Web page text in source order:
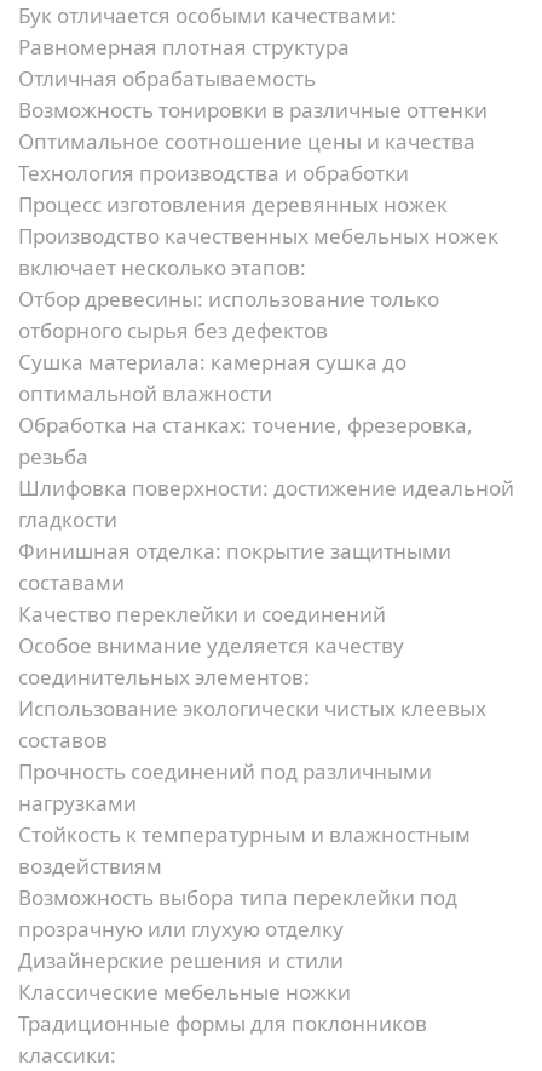
Бук отличается особыми качествами:
Равномерная плотная структура
Отличная обрабатываемость
Возможность тонировки в различные оттенки
Оптимальное соотношение цены и качества
Технология производства и обработки
Процесс изготовления деревянных ножек
Производство качественных мебельных ножек
включает несколько этапов:
Отбор древесины: использование только
отборного сырья без дефектов
Сушка материала: камерная сушка до
оптимальной влажности
Обработка на станках: точение, фрезеровка,
резьба
Шлифовка поверхности: достижение идеальной
гладкости
Финишная отделка: покрытие защитными
составами
Качество переклейки и соединений
Особое внимание уделяется качеству
соединительных элементов:
Использование экологически чистых клеевых
составов
Прочность соединений под различными
нагрузками
Стойкость к температурным и влажностным
воздействиям
Возможность выбора типа переклейки под
прозрачную или глухую отделку
Дизайнерские решения и стили
Классические мебельные ножки
Традиционные формы для поклонников
классики: